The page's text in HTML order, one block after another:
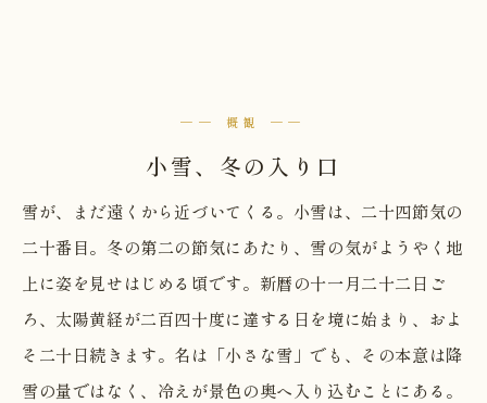
── 概観 ──
小雪、冬の入り口
雪が、まだ遠くから近づいてくる。小雪は、二十四節気の
二十番目。冬の第二の節気にあたり、雪の気がようやく地
上に姿を見せはじめる頃です。新暦の十一月二十二日ご
ろ、太陽黄経が二百四十度に達する日を境に始まり、およ
そ二十日続きます。名は「小さな雪」でも、その本意は降
雪の量ではなく、冷えが景色の奥へ入り込むことにある。